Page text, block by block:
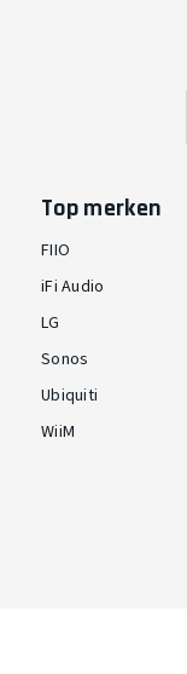
Top merken
FIIO
iFi Audio
LG
Sonos
Ubiquiti
WiiM